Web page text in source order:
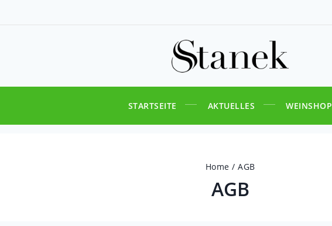
STARTSEITE AKTUELLES WEINSHOP
Home / AGB
AGB